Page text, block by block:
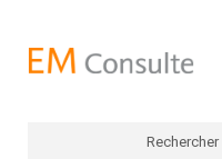
Rechercher